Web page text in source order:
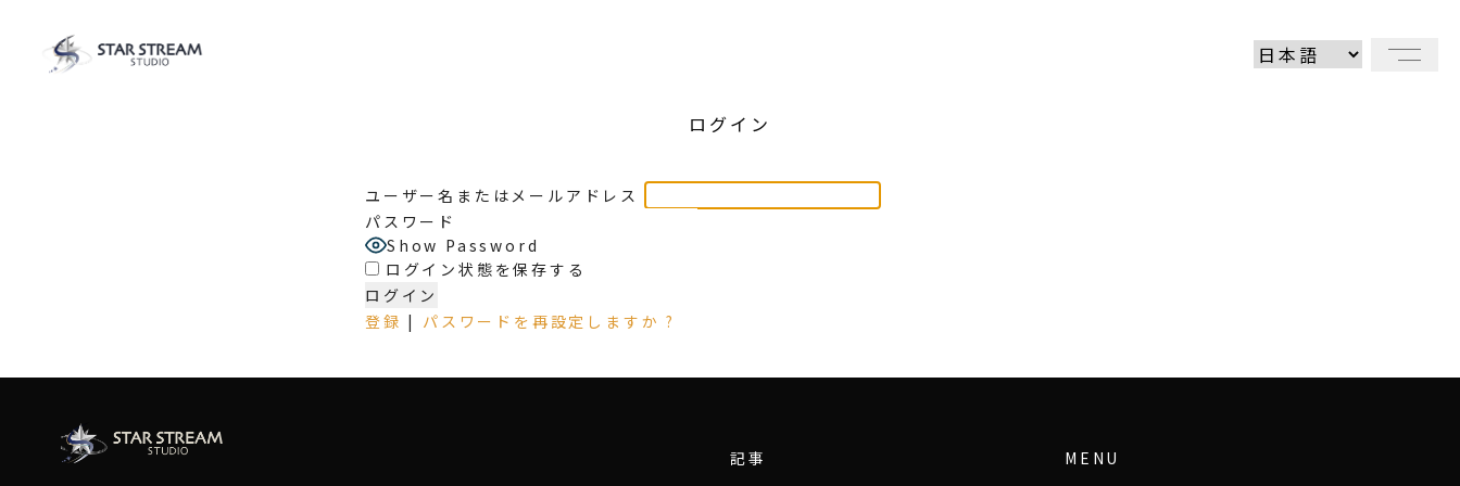
ログイン
ユーザー名またはメールアドレス
パスワード
Show Password
ログイン状態を保存する
登録 | パスワードを再設定しますか ?
記事 MENU